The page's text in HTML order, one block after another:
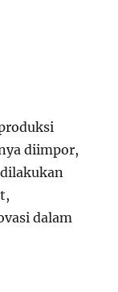
diimpor,
dalam